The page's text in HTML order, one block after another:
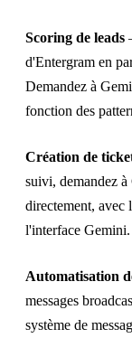
Scoring de leads
d'Entergram en
Demandez à
fonction des
Création de
suivi, demandez
directement, avec
l'interface Gemini.
Automatisation
messages
système de